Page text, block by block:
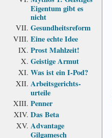
Eigentum gibt es
nicht
Gesundheits­reform
Eine echte Idee
Prost Mahlzeit!
Geistige Armut
Was ist ein I-Pod?
Arbeits­gerichts­
urteile
Penner
Das Beta
Advantage
Gilgamesch